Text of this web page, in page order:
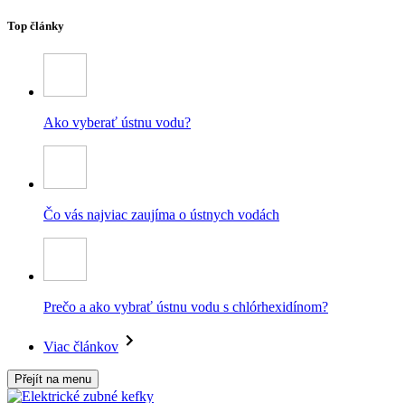
Top články
Ako vyberať ústnu vodu?
Čo vás najviac zaujíma o ústnych vodách
Prečo a ako vybrať ústnu vodu s chlórhexidínom?
Viac článkov
Přejít na menu